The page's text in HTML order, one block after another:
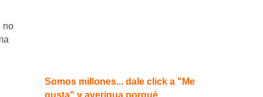
no
Somos millones... dale click a "Me
gusta" y averigua porqué